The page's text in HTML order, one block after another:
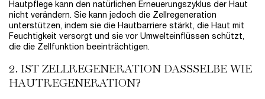
Hautpflege kann den natürlichen Erneuerungszyklus der Haut
nicht verändern. Sie kann jedoch die Zellregeneration
unterstützen, indem sie die Hautbarriere stärkt, die Haut mit
Feuchtigkeit versorgt und sie vor Umwelteinflüssen schützt,
die die Zellfunktion beeinträchtigen.
2. IST ZELLREGENERATION DASSSELBE WIE
HAUTREGENERATION?